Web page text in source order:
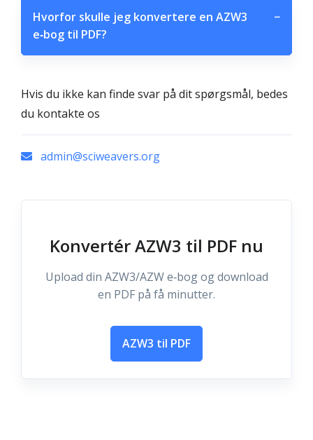
Hvorfor skulle jeg konvertere en AZW3
e‑bog til PDF?
−
Hvis du ikke kan finde svar på dit spørgsmål, bedes
du kontakte os
admin@sciweavers.org
Konvertér AZW3 til PDF nu
Upload din AZW3/AZW e‑bog og download
en PDF på få minutter.
AZW3 til PDF